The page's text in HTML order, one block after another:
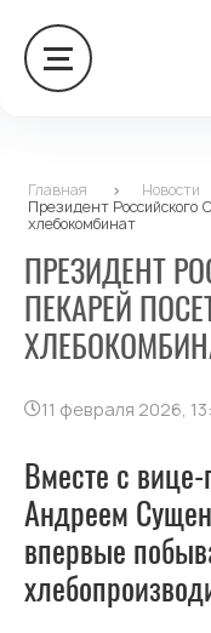
Главная > Новости
Президент Российского
хлебокомбинат
ПРЕЗИДЕНТ
ПЕКАРЕЙ
11 февраля 2026,
Вместе с
Андреем
впервые